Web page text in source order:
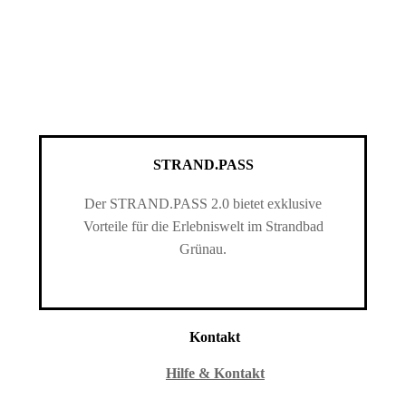
STRAND.PASS
Der STRAND.PASS 2.0 bietet exklusive
Vorteile für die Erlebniswelt im Strandbad
Grünau.
Kontakt
Hilfe & Kontakt